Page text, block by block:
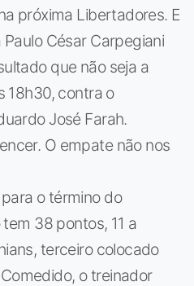
próxima Libertadores. E
César Carpegiani
que não seja a
18h30, contra o
José Farah.
O empate não nos
o término do
38 pontos, 11 a
terceiro colocado
o treinador